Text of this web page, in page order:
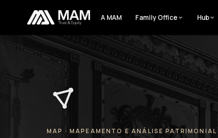
A MAM Family Office Hub
MAP · MAPEAMENTO E ANÁLISE PATRIMONIAL